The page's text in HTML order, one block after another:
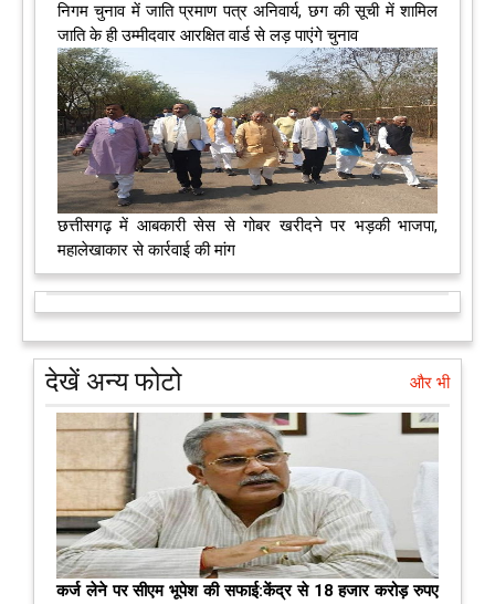
निगम चुनाव में जाति प्रमाण पत्र अनिवार्य, छग की सूची में शामिल
जाति के ही उम्मीदवार आरक्षित वार्ड से लड़ पाएंगे चुनाव
छत्तीसगढ़ में आबकारी सेस से गोबर खरीदने पर भड़की भाजपा,
महालेखाकार से कार्रवाई की मांग
देखें अन्य फोटो और भी
कर्ज लेने पर सीएम भूपेश की सफाई:केंद्र से 18 हजार करोड़ रुपए